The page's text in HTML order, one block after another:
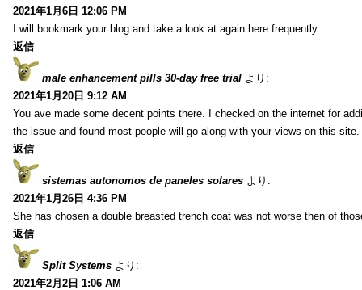
2021年1月6日 12:06 PM
I will bookmark your blog and take a look at again here frequently.
返信
male enhancement pills 30-day free trial より:
2021年1月20日 9:12 AM
You ave made some decent points there. I checked on the internet for
the issue and found most people will go along with your views on this site.
返信
sistemas autonomos de paneles solares より:
2021年1月26日 4:36 PM
She has chosen a double breasted trench coat was not worse then of
返信
Split Systems より:
2021年2月2日 1:06 AM